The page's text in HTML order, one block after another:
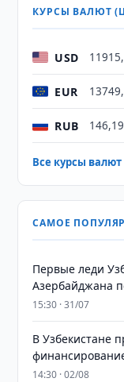
КУРСЫ ВАЛЮТ
USD
EUR
RUB
Все курсы
САМОЕ
Первые леди
Азербайджана
15:30 · 31/07
В Узбекистане
14:30 · 02/08